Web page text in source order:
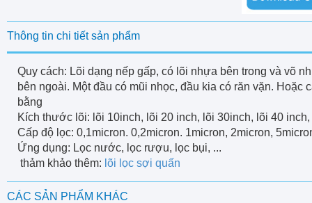
Thông tin chi tiết sản phẩm
Quy cách: Lõi dạng nếp gấp, có lõi nhựa bên trong và võ
bên ngoài. Một đầu có mũi nhọc, đầu kia có răn vặn. Hoặc
bằng
Kích thước lõi: lõi 10inch, lõi 20 inch, lõi 30inch, lõi 40 inch,
Cấp độ lọc: 0,1micron. 0,2micron. 1micron, 2micron,
Ứng dụng: Lọc nước, lọc rượu, lọc bụi, ...
thảm khảo thêm: lõi lọc sợi quấn
CÁC SẢN PHẨM KHÁC